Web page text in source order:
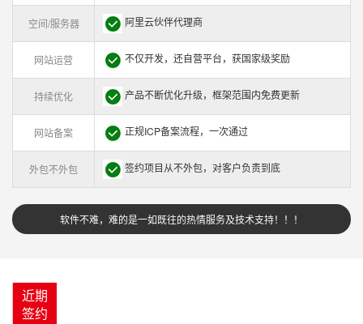
空间/服务器 阿里云伙伴代理商
网站运营 不仅开发，还自营平台，获国家级奖励
持续优化 产品不断优化升级，框架范围内免费更新
网站备案 正规ICP备案流程，一次通过
外包不外包 签约项目从不外包，对客户负责到底
软件不难，难的是一如既往的热情服务及技术支持！！！
近期
签约